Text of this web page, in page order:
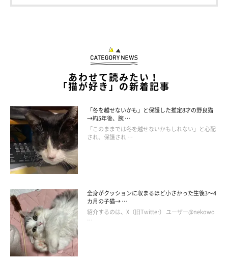
あわせて読みたい！
「猫が好き」の新着記事
「冬を越せないかも」と保護した推定8才の野良猫
→約5年後、腕 …
「このままでは冬を越せないかもしれない」と心配
され、保護され …
全身がクッションに収まるほど小さかった生後3～4
カ月の子猫→ …
紹介するのは、X（旧Twitter） ユーザー@nekowo
…